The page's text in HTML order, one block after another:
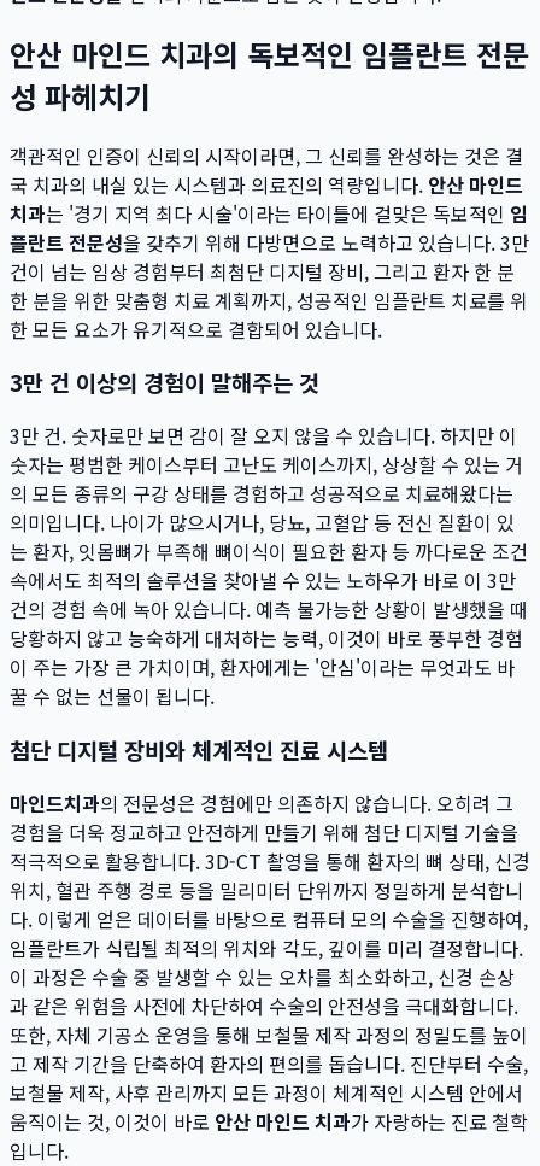
안산 마인드 치과의 독보적인 임플란트 전문
성 파헤치기
객관적인 인증이 신뢰의 시작이라면, 그 신뢰를 완성하는 것은 결
국 치과의 내실 있는 시스템과 의료진의 역량입니다. 안산 마인드
치과는 '경기 지역 최다 시술'이라는 타이틀에 걸맞은 독보적인 임
플란트 전문성을 갖추기 위해 다방면으로 노력하고 있습니다. 3만
건이 넘는 임상 경험부터 최첨단 디지털 장비, 그리고 환자 한 분
한 분을 위한 맞춤형 치료 계획까지, 성공적인 임플란트 치료를 위
한 모든 요소가 유기적으로 결합되어 있습니다.
3만 건 이상의 경험이 말해주는 것
3만 건. 숫자로만 보면 감이 잘 오지 않을 수 있습니다. 하지만 이
숫자는 평범한 케이스부터 고난도 케이스까지, 상상할 수 있는 거
의 모든 종류의 구강 상태를 경험하고 성공적으로 치료해왔다는
의미입니다. 나이가 많으시거나, 당뇨, 고혈압 등 전신 질환이 있
는 환자, 잇몸뼈가 부족해 뼈이식이 필요한 환자 등 까다로운 조건
속에서도 최적의 솔루션을 찾아낼 수 있는 노하우가 바로 이 3만
건의 경험 속에 녹아 있습니다. 예측 불가능한 상황이 발생했을 때
당황하지 않고 능숙하게 대처하는 능력, 이것이 바로 풍부한 경험
이 주는 가장 큰 가치이며, 환자에게는 '안심'이라는 무엇과도 바
꿀 수 없는 선물이 됩니다.
첨단 디지털 장비와 체계적인 진료 시스템
마인드치과의 전문성은 경험에만 의존하지 않습니다. 오히려 그
경험을 더욱 정교하고 안전하게 만들기 위해 첨단 디지털 기술을
적극적으로 활용합니다. 3D-CT 촬영을 통해 환자의 뼈 상태, 신경
위치, 혈관 주행 경로 등을 밀리미터 단위까지 정밀하게 분석합니
다. 이렇게 얻은 데이터를 바탕으로 컴퓨터 모의 수술을 진행하여,
임플란트가 식립될 최적의 위치와 각도, 깊이를 미리 결정합니다.
이 과정은 수술 중 발생할 수 있는 오차를 최소화하고, 신경 손상
과 같은 위험을 사전에 차단하여 수술의 안전성을 극대화합니다.
또한, 자체 기공소 운영을 통해 보철물 제작 과정의 정밀도를 높이
고 제작 기간을 단축하여 환자의 편의를 돕습니다. 진단부터 수술,
보철물 제작, 사후 관리까지 모든 과정이 체계적인 시스템 안에서
움직이는 것, 이것이 바로 안산 마인드 치과가 자랑하는 진료 철학
입니다.